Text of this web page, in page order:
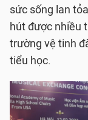
sức sống lan
hút được nhiều
trường vệ tinh
tiểu học.